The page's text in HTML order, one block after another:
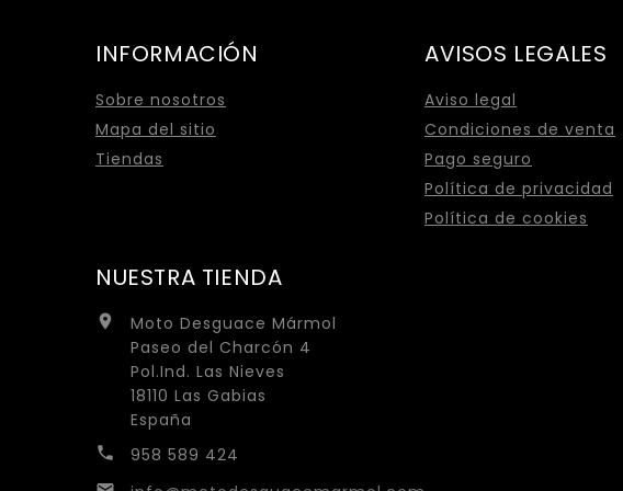
INFORMACIÓN
Sobre nosotros
Mapa del sitio
Tiendas
AVISOS LEGALES
Aviso legal
Condiciones de venta
Pago seguro
Política de privacidad
Política de cookies
NUESTRA TIENDA

Moto Desguace Mármol
Paseo del Charcón 4
Pol.Ind. Las Nieves
18110 Las Gabias
España
 958 589 424